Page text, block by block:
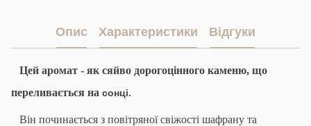
Опис Характеристики Відгуки
Цей аромат - як сяйво дорогоцінного каменю, що
переливається на сонці.
Він починається з повітряної свіжості шафрану та